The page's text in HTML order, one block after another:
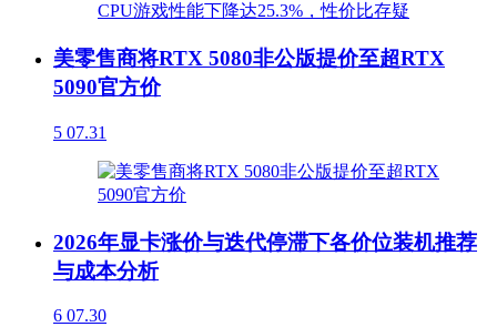
美零售商将RTX 5080非公版提价至超RTX
5090官方价
5 07.31
2026年显卡涨价与迭代停滞下各价位装机推荐
与成本分析
6 07.30